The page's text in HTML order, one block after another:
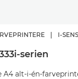
I-
serien
alt-i-én-